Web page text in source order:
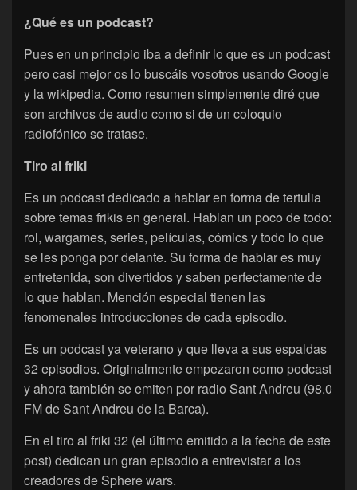
¿Qué es un podcast?
Pues en un principio iba a definir lo que es un podcast
pero casi mejor os lo buscáis vosotros usando Google
y la wikipedia. Como resumen simplemente diré que
son archivos de audio como si de un coloquio
radiofónico se tratase.
Tiro al friki
Es un podcast dedicado a hablar en forma de tertulia
sobre temas frikis en general. Hablan un poco de todo:
rol, wargames, series, películas, cómics y todo lo que
se les ponga por delante. Su forma de hablar es muy
entretenida, son divertidos y saben perfectamente de
lo que hablan. Mención especial tienen las
fenomenales introducciones de cada episodio.
Es un podcast ya veterano y que lleva a sus espaldas
32 episodios. Originalmente empezaron como podcast
y ahora también se emiten por radio Sant Andreu (98.0
FM de Sant Andreu de la Barca).
En el tiro al friki 32 (el último emitido a la fecha de este
post) dedican un gran episodio a entrevistar a los
creadores de Sphere wars.